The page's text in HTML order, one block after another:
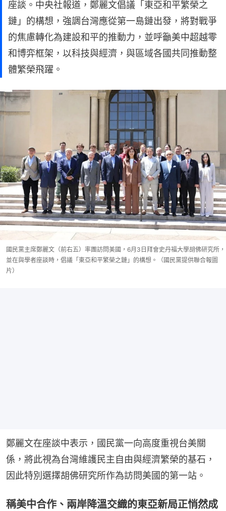
座談。中央社報道，鄭麗文倡議「東亞和平繁榮之
鏈」的構想，強調台灣應從第一島鏈出發，將對戰爭
的焦慮轉化為建設和平的推動力，並呼籲美中超越零
和博弈框架，以科技與經濟，與區域各國共同推動整
體繁榮飛躍。
國民黨主席鄭麗文（前右五）率團訪問美國，6月3日拜會史丹福大學胡佛研究所，
並在與學者座談時，倡議「東亞和平繁榮之鏈」的構想。（國民黨提供聯合報圖
片）
鄭麗文在座談中表示，國民黨一向高度重視台美關
係，將此視為台灣維護民主自由與經濟繁榮的基石，
因此特別選擇胡佛研究所作為訪問美國的第一站。
稱美中合作、兩岸降溫交織的東亞新局正悄然成